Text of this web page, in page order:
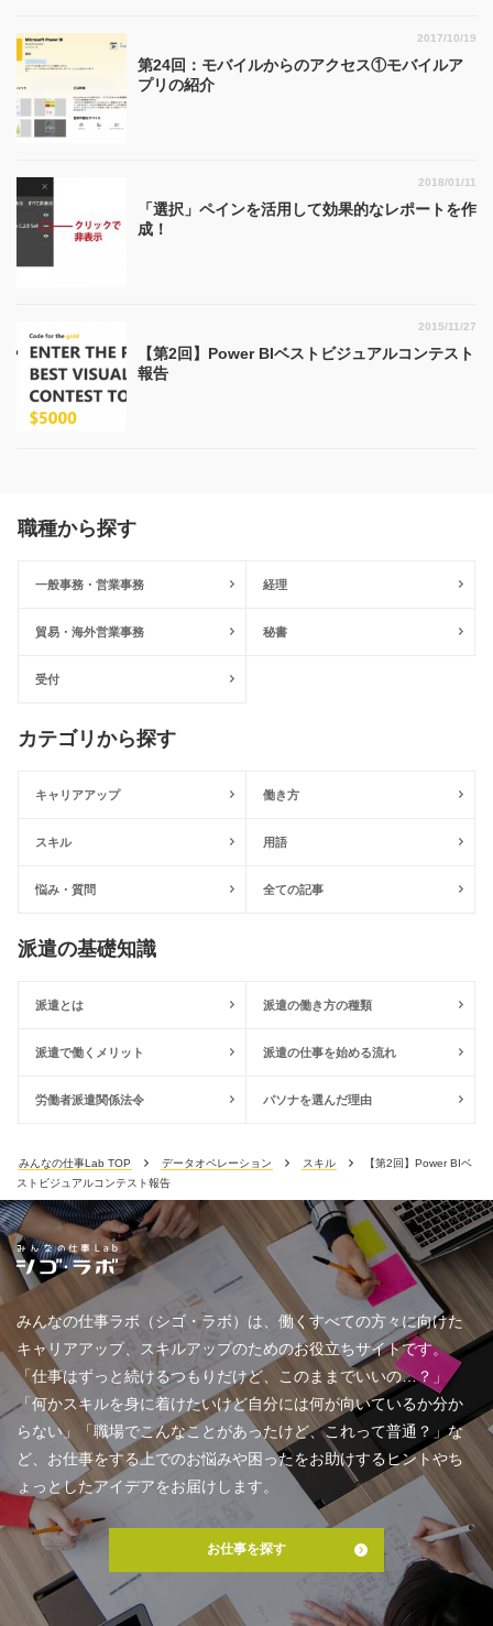
第24回：モバイルからのアクセス①モバイルア
プリの紹介
2017/10/19
「選択」ペインを活用して効果的なレポートを作
成！
2018/01/11
【第2回】Power BIベストビジュアルコンテスト
報告
2015/11/27
職種から探す
一般事務・営業事務 経理
貿易・海外営業事務 秘書
受付
カテゴリから探す
キャリアアップ 働き方
スキル 用語
悩み・質問 全ての記事
派遣の基礎知識
派遣とは 派遣の働き方の種類
派遣で働くメリット 派遣の仕事を始める流れ
労働者派遣関係法令 パソナを選んだ理由
みんなの仕事Lab TOP データオペレーション スキル
【第2回】Power BIベ
ストビジュアルコンテスト報告
みんなの仕事ラボ（シゴ・ラボ）は、働くすべての方々に向けた
キャリアアップ、スキルアップのためのお役立ちサイトです。
「仕事はずっと続けるつもりだけど、このままでいいの…？」
「何かスキルを身に着けたいけど自分には何が向いているか分か
らない」「職場でこんなことがあったけど、これって普通？」な
ど、お仕事をする上でのお悩みや困ったをお助けするヒントやち
ょっとしたアイデアをお届けします。
お仕事を探す